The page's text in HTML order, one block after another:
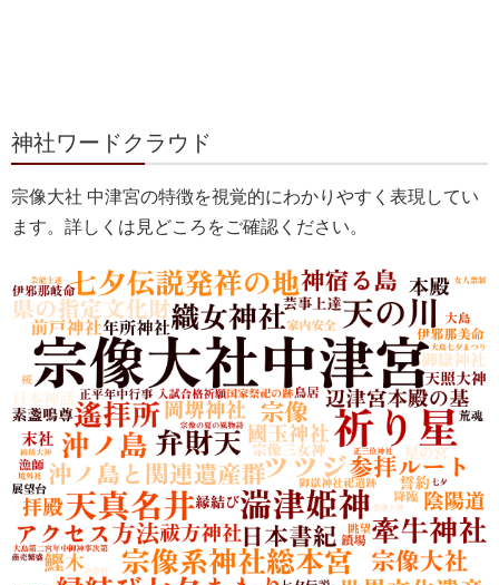
神社ワードクラウド
宗像大社 中津宮の特徴を視覚的にわかりやすく表現してい
ます。詳しくは見どころをご確認ください。